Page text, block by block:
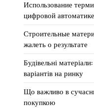
Использование
цифровой автоматике
Строительные
жалеть о результате
Будівельні
варіантів на ринку
Що важливо в
покупкою